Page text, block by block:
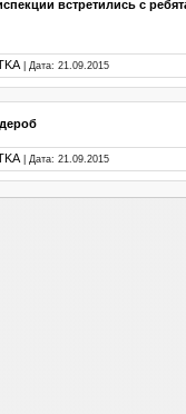
встретились с
| Дата: 21.09.2015
| Дата: 21.09.2015